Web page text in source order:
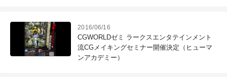
2016/06/16
CGWORLDゼミ ラークスエンタテインメント
流CGメイキングセミナー開催決定（ヒューマ
ンアカデミー）